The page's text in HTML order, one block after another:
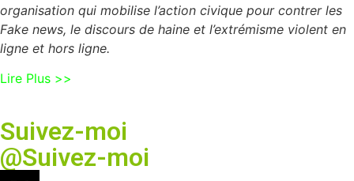
organisation qui mobilise l’action civique pour contrer les
Fake news, le discours de haine et l’extrémisme violent en
ligne et hors ligne.
Lire Plus >>
Suivez-moi
@Suivez-moi